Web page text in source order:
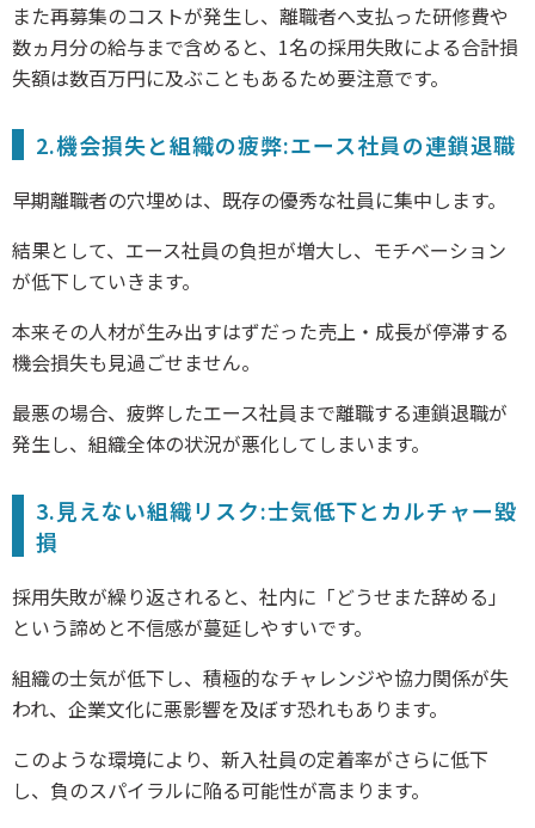
また再募集のコストが発生し、離職者へ支払った研修費や
数ヵ月分の給与まで含めると、1名の採用失敗による合計損
失額は数百万円に及ぶこともあるため要注意です。
2.機会損失と組織の疲弊:エース社員の連鎖退職
早期離職者の穴埋めは、既存の優秀な社員に集中します。
結果として、エース社員の負担が増大し、モチベーション
が低下していきます。
本来その人材が生み出すはずだった売上・成長が停滞する
機会損失も見過ごせません。
最悪の場合、疲弊したエース社員まで離職する連鎖退職が
発生し、組織全体の状況が悪化してしまいます。
3.見えない組織リスク:士気低下とカルチャー毀
損
採用失敗が繰り返されると、社内に「どうせまた辞める」
という諦めと不信感が蔓延しやすいです。
組織の士気が低下し、積極的なチャレンジや協力関係が失
われ、企業文化に悪影響を及ぼす恐れもあります。
このような環境により、新入社員の定着率がさらに低下
し、負のスパイラルに陥る可能性が高まります。